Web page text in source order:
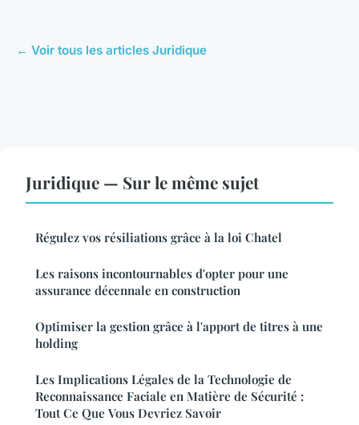
← Voir tous les articles Juridique
Juridique — Sur le même sujet
Régulez vos résiliations grâce à la loi Chatel
Les raisons incontournables d'opter pour une
assurance décennale en construction
Optimiser la gestion grâce à l'apport de titres à une
holding
Les Implications Légales de la Technologie de
Reconnaissance Faciale en Matière de Sécurité :
Tout Ce Que Vous Devriez Savoir